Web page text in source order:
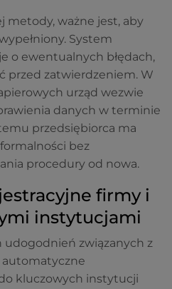
metody, ważne jest, aby
System
o ewentualnych błędach,
przed zatwierdzeniem. W
urząd wezwie
danych w terminie
przedsiębiorca ma
bez
procedury od nowa.
firmy i
instytucjami
udogodnień związanych z
automatyczne
kluczowych instytucji